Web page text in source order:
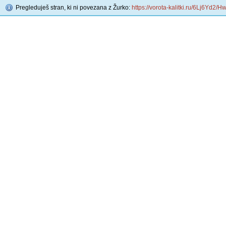
Pregleduješ stran, ki ni povezana z Žurko: https://vorota-kalitki.ru/6Lj6Yd2/